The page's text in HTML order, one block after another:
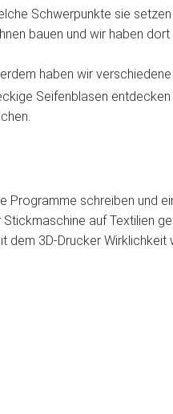
Schwerpunkte sie
bauen und wir haben dort
haben wir
Seifenblasen
Programme schreiben und
auf Textilien
dem 3D-Drucker Wirklichkeit